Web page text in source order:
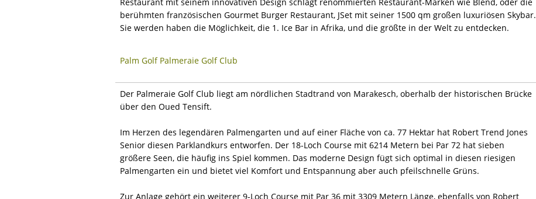
berühmten französischen Gourmet Burger Restaurant, JSet mit seiner 1500 qm großen luxuriösen Skybar.
Sie werden haben die Möglichkeit, die 1. Ice Bar in Afrika, und die größte in der Welt zu entdecken.
Palm Golf Palmeraie Golf Club
Der Palmeraie Golf Club liegt am nördlichen Stadtrand von Marakesch, oberhalb der historischen Brücke
über den Oued Tensift.
Im Herzen des legendären Palmengarten und auf einer Fläche von ca. 77 Hektar hat Robert Trend Jones
Senior diesen Parklandkurs entworfen. Der 18-Loch Course mit 6214 Metern bei Par 72 hat sieben
größere Seen, die häufig ins Spiel kommen. Das moderne Design fügt sich optimal in diesen riesigen
Palmengarten ein und bietet viel Komfort und Entspannung aber auch pfeilschnelle Grüns.
Zur Anlage gehört ein weiterer 9-Loch Course mit Par 36 mit 3309 Metern Länge, ebenfalls von Robert